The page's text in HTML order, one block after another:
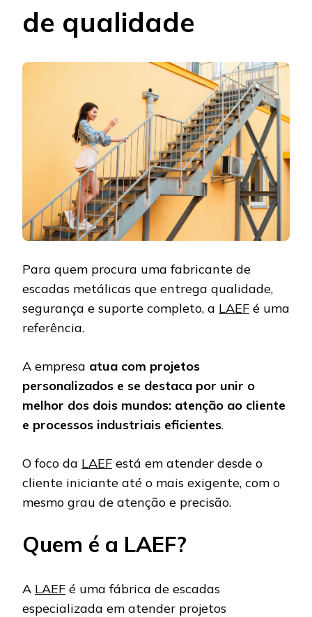
de qualidade
Para quem procura uma fabricante de
escadas metálicas que entrega qualidade,
segurança e suporte completo, a LAEF é uma
referência.
A empresa atua com projetos
personalizados e se destaca por unir o
melhor dos dois mundos: atenção ao cliente
e processos industriais eficientes.
O foco da LAEF está em atender desde o
cliente iniciante até o mais exigente, com o
mesmo grau de atenção e precisão.
Quem é a LAEF?
A LAEF é uma fábrica de escadas
especializada em atender projetos